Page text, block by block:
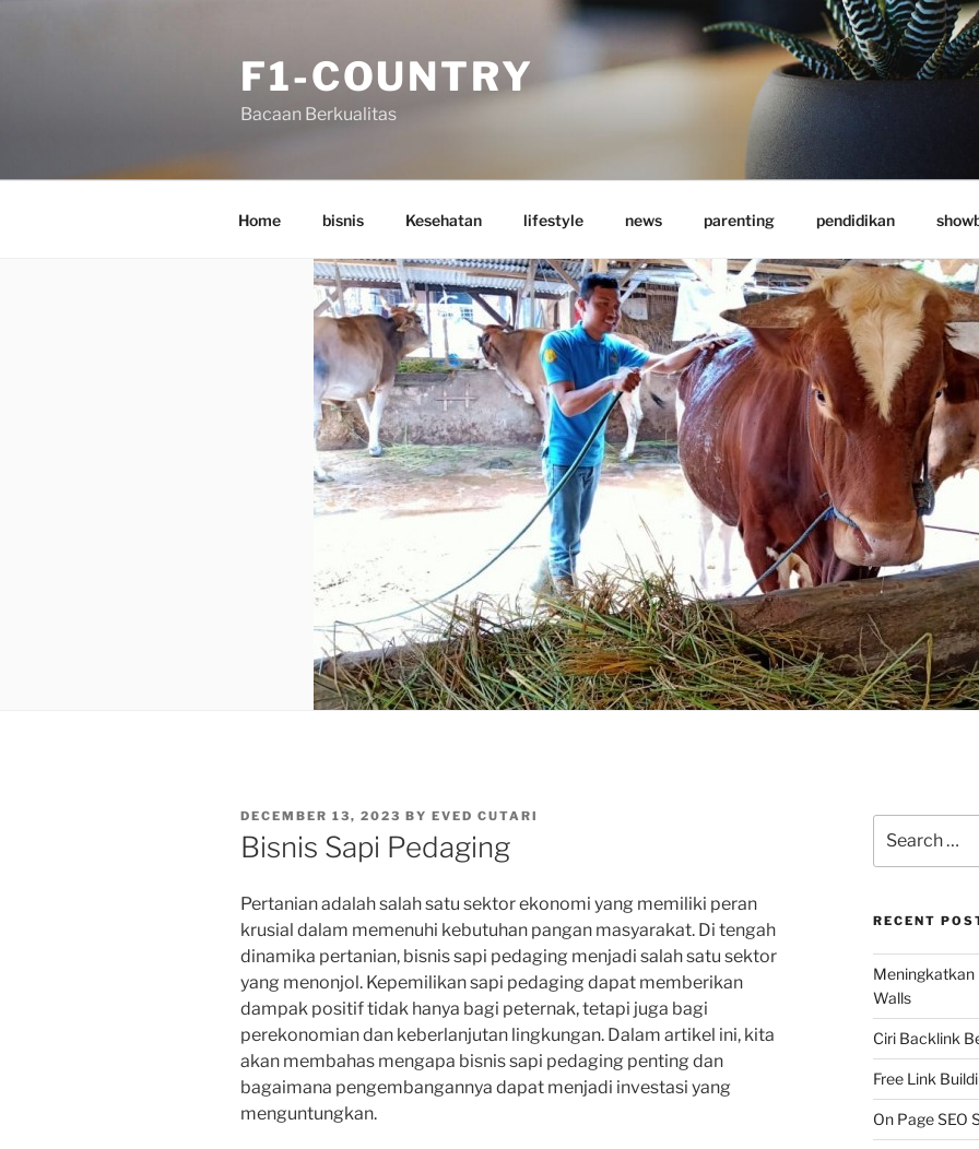
F1-COUNTRY
Bacaan Berkualitas
Home bisnis Kesehatan lifestyle news parenting pendidikan
POSTED
ON
DECEMBER 13, 2023 BY EVED CUTARI
Bisnis Sapi Pedaging
Pertanian adalah salah satu sektor ekonomi yang memiliki peran
krusial dalam memenuhi kebutuhan pangan masyarakat. Di tengah
dinamika pertanian, bisnis sapi pedaging menjadi salah satu sektor
yang menonjol. Kepemilikan sapi pedaging dapat memberikan
dampak positif tidak hanya bagi peternak, tetapi juga bagi
perekonomian dan keberlanjutan lingkungan. Dalam artikel ini, kita
akan membahas mengapa bisnis sapi pedaging penting dan
bagaimana pengembangannya dapat menjadi investasi yang
menguntungkan.
for:
RECENT
Meningkatkan
Walls
Ciri Backlink
Free Link
On Page SEO